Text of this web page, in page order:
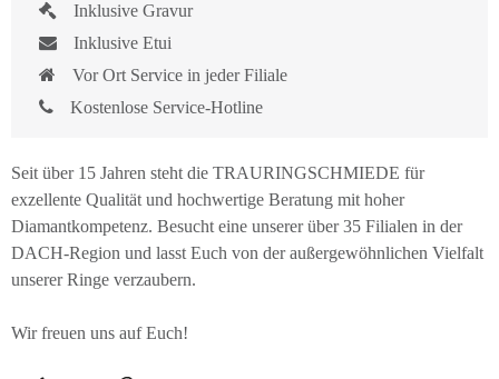
Inklusive Gravur
Inklusive Etui
Vor Ort Service in jeder Filiale
Kostenlose Service-Hotline
Seit über 15 Jahren steht die TRAURINGSCHMIEDE für
exzellente Qualität und hochwertige Beratung mit hoher
Diamantkompetenz. Besucht eine unserer über 35 Filialen in der
DACH-Region und lasst Euch von der außergewöhnlichen Vielfalt
unserer Ringe verzaubern.
Wir freuen uns auf Euch!